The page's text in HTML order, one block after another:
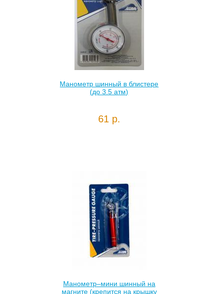
Манометр шинный в блистере
(до 3.5 атм)
61 р.
Манометр–мини шинный на
магните (крепится на крышку